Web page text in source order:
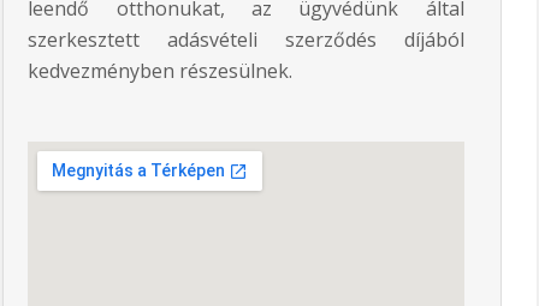
leendő otthonukat, az ügyvédünk által
szerkesztett adásvételi szerződés díjából
kedvezményben részesülnek.